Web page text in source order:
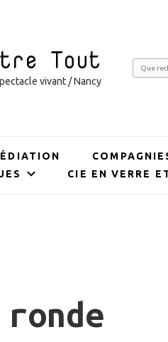
Tout
vivant / Nancy
Vous
CIE EN VERRE